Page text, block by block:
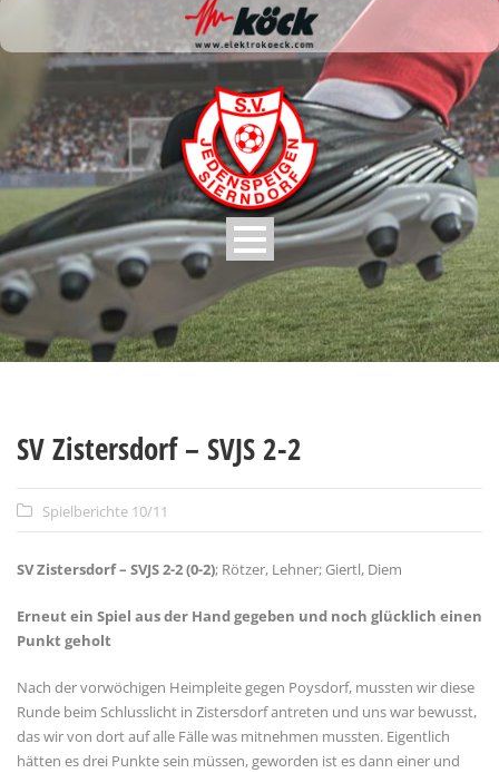
SV Zistersdorf – SVJS 2-2
Spielberichte 10/11
SV Zistersdorf – SVJS 2-2 (0-2); Rötzer, Lehner; Giertl, Diem
Erneut ein Spiel aus der Hand gegeben und noch glücklich einen
Punkt geholt
Nach der vorwöchigen Heimpleite gegen Poysdorf, mussten wir diese
Runde beim Schlusslicht in Zistersdorf antreten und uns war bewusst,
das wir von dort auf alle Fälle was mitnehmen mussten. Eigentlich
hätten es drei Punkte sein müssen, geworden ist es dann einer und